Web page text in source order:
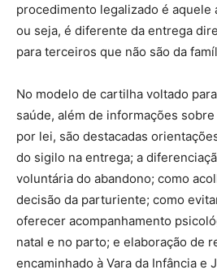
procedimento legalizado é aquele
ou seja, é diferente da entrega
para terceiros que não são da
No modelo de cartilha voltado
saúde, além de informações
por lei, são destacadas
do sigilo na entrega; a
voluntária do abandono; como
decisão da parturiente; como
oferecer acompanhamento
natal e no parto; e elaboração de
encaminhado à Vara da Infância e